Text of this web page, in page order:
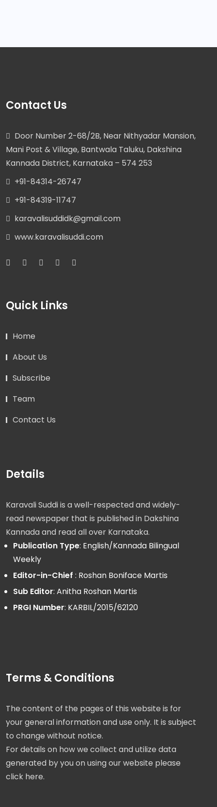
Contact Us
Door Number 2-68/2B, Near Nithyadar Mansion,
Mani Post & Village, Bantwala Taluku, Dakshina
Kannada District, Karnataka – 574 253
+91-84314-26747
+91-84319-11747
karavalisuddidk@gmail.com
www.karavalisuddi.com
Quick Links
Home
About Us
Subscribe
Team
Contact Us
Details
Karavali Suddi is a well-respected and widely-
read newspaper that is published in Dakshina
Kannada and read all over Karnataka.
Publication Type: English/Kannada Bilingual
Weekly
Editor-in-Chief : Roshan Boniface Martis
Sub Editor: Anitha Roshan Martis
PRGI Number: KARBIL/2015/62120
Terms & Conditions
The content of the pages of this website is for
your general information and use only. It is subject
to change without notice.
For details on how we collect and utilize data
generated by you on using our website please
click here.